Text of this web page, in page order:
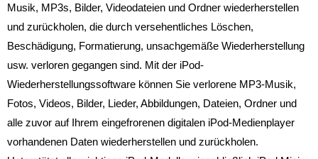
Musik, MP3s, Bilder, Videodateien und Ordner wiederherstellen
und zurückholen, die durch versehentliches Löschen,
Beschädigung, Formatierung, unsachgemäße Wiederherstellung
usw. verloren gegangen sind. Mit der iPod-
Wiederherstellungssoftware können Sie verlorene MP3-Musik,
Fotos, Videos, Bilder, Lieder, Abbildungen, Dateien, Ordner und
alle zuvor auf Ihrem eingefrorenen digitalen iPod-Medienplayer
vorhandenen Daten wiederherstellen und zurückholen.